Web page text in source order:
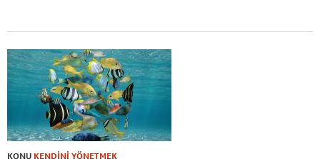
KONU KENDİNİ YÖNETMEK